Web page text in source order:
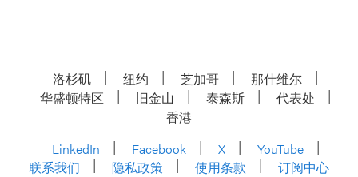
洛杉矶 纽约 芝加哥
那什维尔
华盛顿特区
旧金山 泰森斯
代表处
香港
LinkedIn
Facebook X
YouTube
联系我们
隐私政策 使用条款 订阅中心